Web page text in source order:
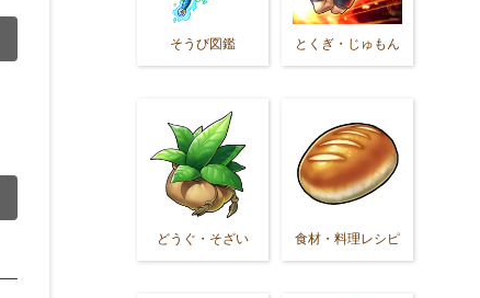
そうび図鑑 とくぎ・じゅもん
どうぐ・そざい 食材・料理レシピ